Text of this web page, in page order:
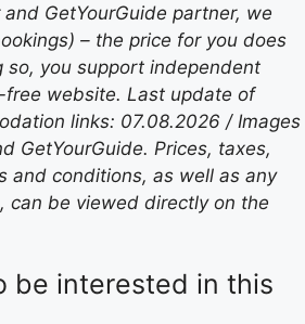
GetYourGuide partner, we
– the price for you does
so, you support independent
website. Last update of
links: 07.08.2026 / Images
GetYourGuide. Prices, taxes,
and conditions, as well as any
can be viewed directly on the
be interested in this